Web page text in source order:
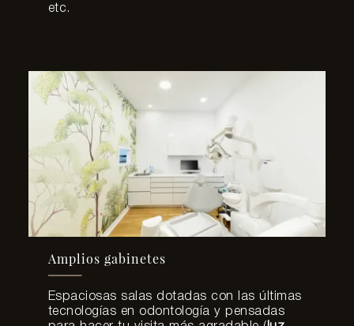
etc.
Amplios gabinetes
Espaciosas salas dotadas con las últimas
tecnologías en odontología y pensadas